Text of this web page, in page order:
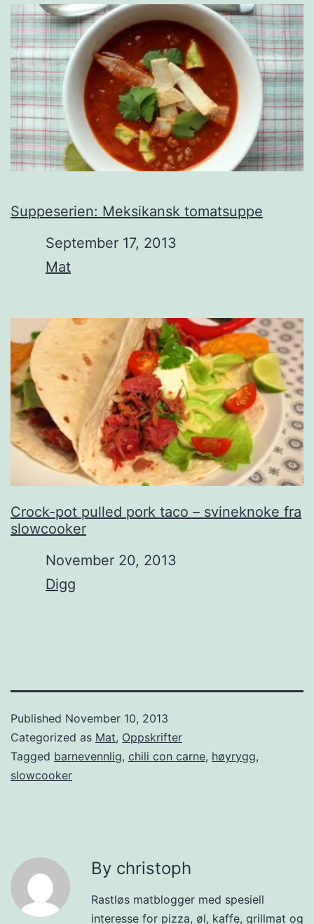
Suppeserien: Meksikansk tomatsuppe
September 17, 2013
In relation to
Mat
Crock-pot pulled pork taco – svineknoke fra
slowcooker
November 20, 2013
In relation to
Digg
Published November 10, 2013
Categorized as Mat, Oppskrifter
Tagged barnevennlig, chili con carne, høyrygg,
slowcooker
By christoph
Rastløs matblogger med spesiell
interesse for pizza, øl, kaffe, grillmat og